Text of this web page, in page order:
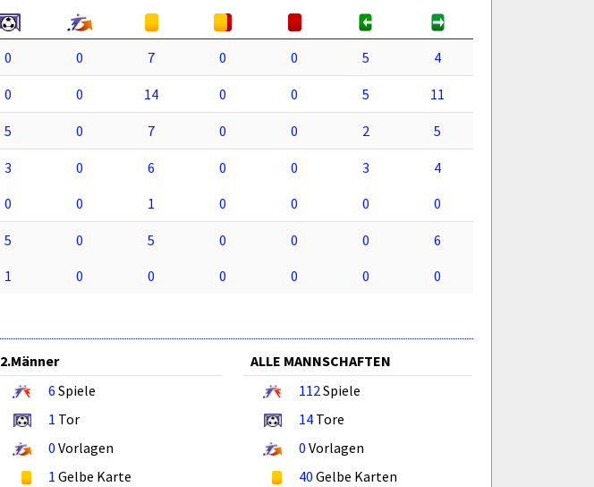
0 0 7 0 0 5 4
0 0 14 0 0 5 11
5 0 7 0 0 2 5
3 0 6 0 0 3
4
0 0 1 0 0 0 0
5 0 5 0 0 0
6
1 0 0 0 0 0 0
2.Männer
6 Spiele
1 Tor
0 Vorlagen
1 Gelbe Karte
ALLE MANNSCHAFTEN
112Spiele
14 Tore
0 Vorlagen
40 Gelbe Karten